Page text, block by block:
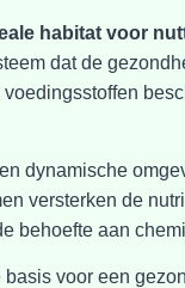
habitat voor
dat de
dynamische
versterken de
behoefte aan
voor een